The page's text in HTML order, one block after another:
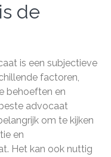
de
is een subjectieve
factoren,
behoeften en
advocaat
om te kijken
en
Het kan ook nuttig